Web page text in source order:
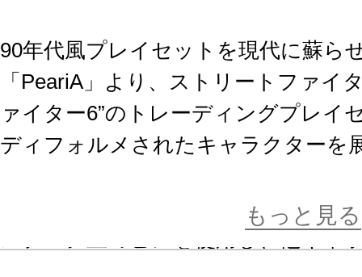
90年代風プレイセットを現代に蘇ら
「PeariA」より、ストリートファイ
ァイター6”のトレーディングプレイ
ディフォルメされたキャラクターを
もっと見る